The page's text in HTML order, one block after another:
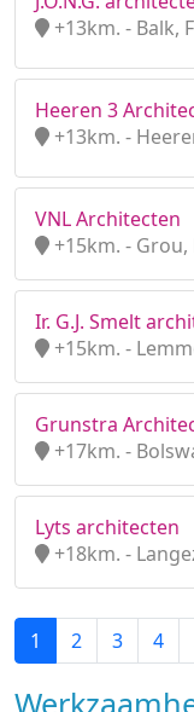
+13km. - Balk,
Heeren 3
+13km. -
VNL Architecten
+15km. - Grou,
Ir. G.J. Smelt
+15km. -
Grunstra
+17km. -
Lyts architecten
+18km. -
1 2 3 4